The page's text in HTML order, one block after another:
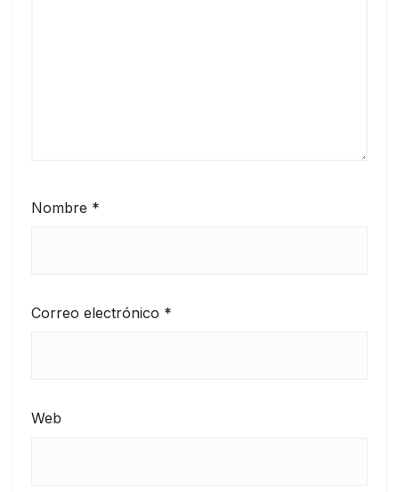
Nombre *
Correo electrónico *
Web